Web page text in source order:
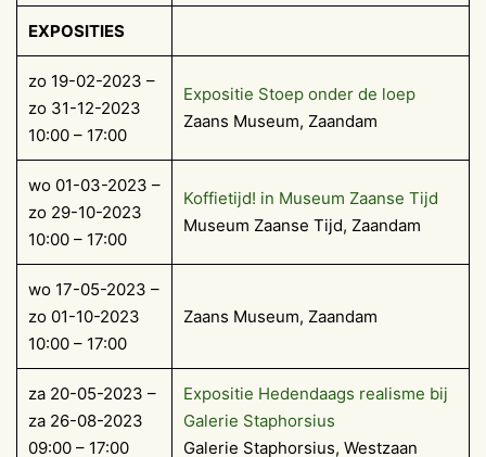
EXPOSITIES
zo 19-02-2023 –
zo 31-12-2023
10:00 – 17:00
Expositie Stoep onder de loep
Zaans Museum, Zaandam
wo 01-03-2023 –
zo 29-10-2023
10:00 – 17:00
Koffietijd! in Museum Zaanse Tijd
Museum Zaanse Tijd, Zaandam
wo 17-05-2023 –
zo 01-10-2023
10:00 – 17:00
Zaans Museum, Zaandam
za 20-05-2023 –
za 26-08-2023
09:00 – 17:00
Expositie Hedendaags realisme bij
Galerie Staphorsius
Galerie Staphorsius, Westzaan